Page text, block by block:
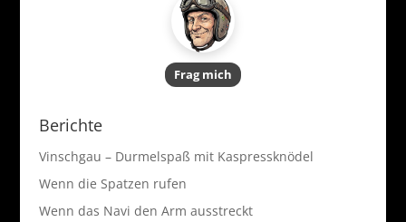
Frag mich
Berichte
Vinschgau – Durmelspaß mit Kaspressknödel
Wenn die Spatzen rufen
Wenn das Navi den Arm ausstreckt